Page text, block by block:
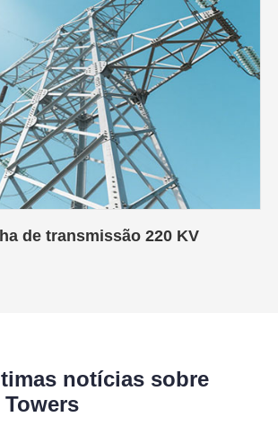
de transmissão 220 KV
notícias sobre